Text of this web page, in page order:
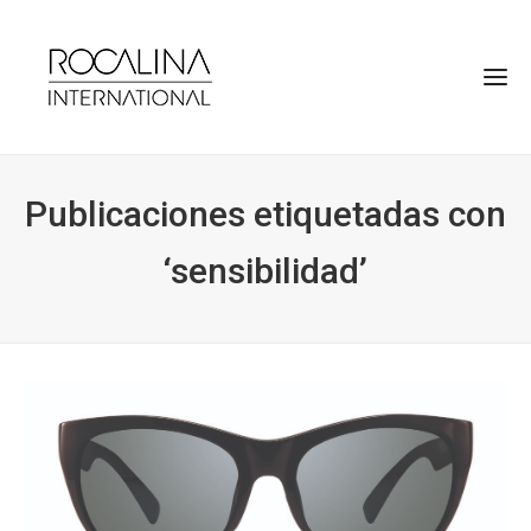
Publicaciones etiquetadas con
‘sensibilidad’